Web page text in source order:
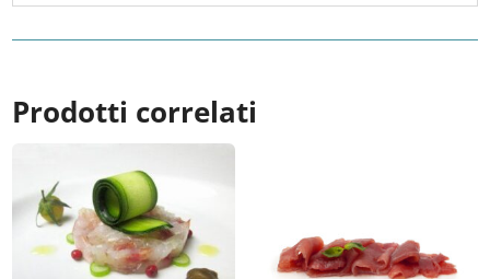
Prodotti correlati